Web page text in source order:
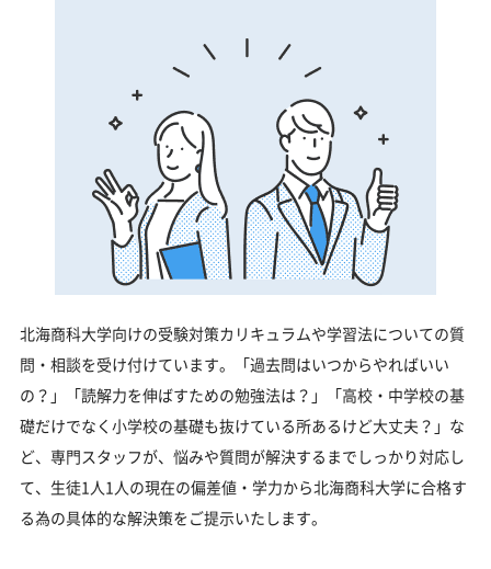
北海商科大学向けの受験対策カリキュラムや学習法についての質
問・相談を受け付けています。「過去問はいつからやればいい
の？」「読解力を伸ばすための勉強法は？」「高校・中学校の基
礎だけでなく小学校の基礎も抜けている所あるけど大丈夫？」な
ど、専門スタッフが、悩みや質問が解決するまでしっかり対応し
て、生徒1人1人の現在の偏差値・学力から北海商科大学に合格す
る為の具体的な解決策をご提示いたします。